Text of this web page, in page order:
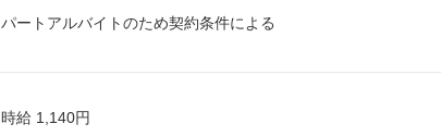
パートアルバイトのため契約条件による
時給 1,140円